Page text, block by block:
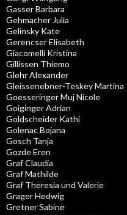
Gasser Barbara
Gehmacher Julia
Gelinsky Kate
Gerencser Elisabeth
Giacomelli Kristina
Gillissen Thiemo
Glehr Alexander
Gleissenebner-Teskey Martina
Goesseringer Muj Nicole
Goiginger Adrian
Goldscheider Kathi
Golenac Bojana
Gosch Tanja
Gozde Eren
Graf Claudia
Graf Mathilde
Graf Theresia und Valerie
Grager Hedwig
Gretner Sabine